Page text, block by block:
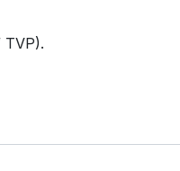
TVP).